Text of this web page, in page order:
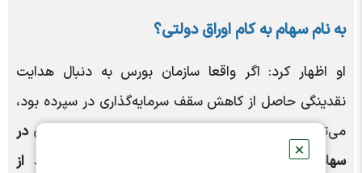
✕
به نام سهام به کام اوراق دولتی؟
او اظهار کرد: اگر واقعا سازمان بورس به دنبال هدایت
نقدینگی حاصل از کاهش سقف سرمایه‌گذاری در سپرده بود،
می‌توانست با
اعمال حداقل ۱۰ درصد میزان سرمایه‌گذاری در
سهام صندوق‌ها را مکلف به داشتن کف ۱۰ درصد از